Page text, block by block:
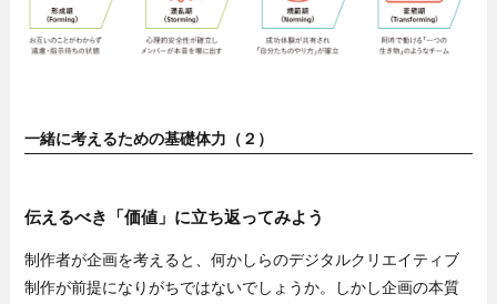
一緒に考えるための基礎体力（２）
伝えるべき「価値」に立ち返ってみよう
制作者が企画を考えると、何かしらのデジタルクリエイティブ
制作が前提になりがちではないでしょうか。しかし企画の本質